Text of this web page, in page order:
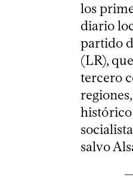
los
diario
partido
(LR),
tercero
histórico
salvo